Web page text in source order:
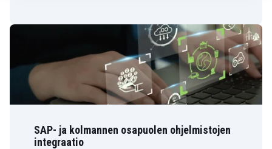
SAP- ja kolmannen osapuolen ohjelmistojen
integraatio